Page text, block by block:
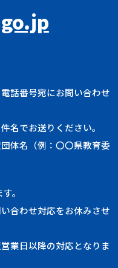
話番号宛にお問い合わせ
名でお送りください。
体名（例：〇〇県教育委
。
合わせ対応をお休みさせ
業日以降の対応となりま